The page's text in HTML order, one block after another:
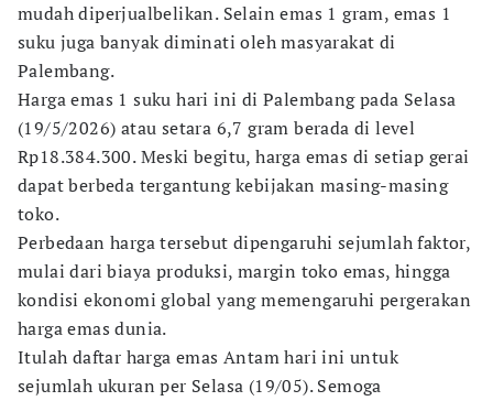
mudah diperjualbelikan. Selain emas 1 gram, emas 1
suku juga banyak diminati oleh masyarakat di
Palembang.
Harga emas 1 suku hari ini di Palembang pada Selasa
(19/5/2026) atau setara 6,7 gram berada di level
Rp18.384.300. Meski begitu, harga emas di setiap gerai
dapat berbeda tergantung kebijakan masing-masing
toko.
Perbedaan harga tersebut dipengaruhi sejumlah faktor,
mulai dari biaya produksi, margin toko emas, hingga
kondisi ekonomi global yang memengaruhi pergerakan
harga emas dunia.
Itulah daftar harga emas Antam hari ini untuk
sejumlah ukuran per Selasa (19/05). Semoga